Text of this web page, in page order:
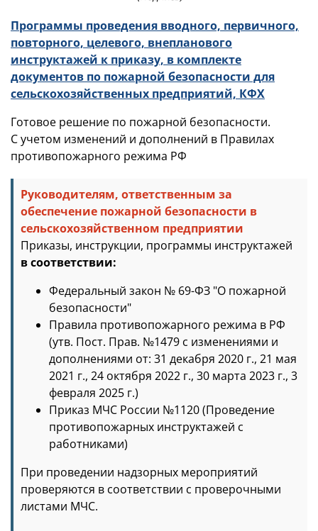
Программы проведения вводного, первичного,
повторного, целевого, внепланового
инструктажей к приказу, в комплекте
документов по пожарной безопасности для
сельскохозяйственных предприятий, КФХ
Готовое решение по пожарной безопасности.
С учетом изменений и дополнений в Правилах
противопожарного режима РФ
Руководителям, ответственным за
обеспечение пожарной безопасности в
сельскохозяйственном предприятии
Приказы, инструкции, программы инструктажей
в соответствии:
Федеральный закон № 69-ФЗ "О пожарной
безопасности"
Правила противопожарного режима в РФ
(утв. Пост. Прав. №1479 с изменениями и
дополнениями от: 31 декабря 2020 г., 21 мая
2021 г., 24 октября 2022 г., 30 марта 2023 г., 3
февраля 2025 г.)
Приказ МЧС России №1120 (Проведение
противопожарных инструктажей с
работниками)
При проведении надзорных мероприятий
проверяются в соответствии с проверочными
листами МЧС.